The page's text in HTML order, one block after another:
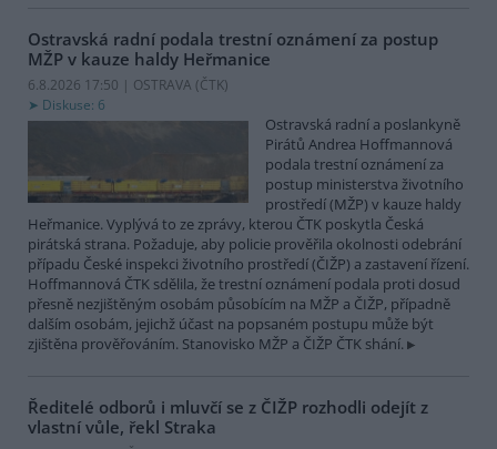
Ostravská radní podala trestní oznámení za postup
MŽP v kauze haldy Heřmanice
6.8.2026 17:50 | OSTRAVA (ČTK)
Diskuse: 6
Ostravská radní a poslankyně
Pirátů Andrea Hoffmannová
podala trestní oznámení za
postup ministerstva životního
prostředí (MŽP) v kauze haldy
Heřmanice. Vyplývá to ze zprávy, kterou ČTK poskytla Česká
pirátská strana. Požaduje, aby policie prověřila okolnosti odebrání
případu České inspekci životního prostředí (ČIŽP) a zastavení řízení.
Hoffmannová ČTK sdělila, že trestní oznámení podala proti dosud
přesně nezjištěným osobám působícím na MŽP a ČIŽP, případně
dalším osobám, jejichž účast na popsaném postupu může být
zjištěna prověřováním. Stanovisko MŽP a ČIŽP ČTK shání.
Ředitelé odborů i mluvčí se z ČIŽP rozhodli odejít z
vlastní vůle, řekl Straka